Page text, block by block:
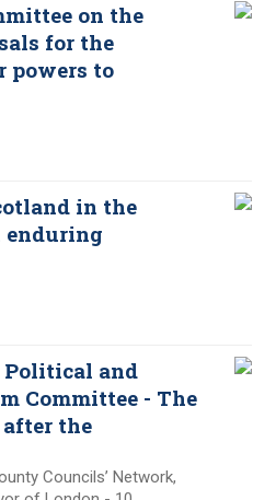
on the
for the
powers to
in the
enduring
Political and
Committee - The
the
Councils’ Network,